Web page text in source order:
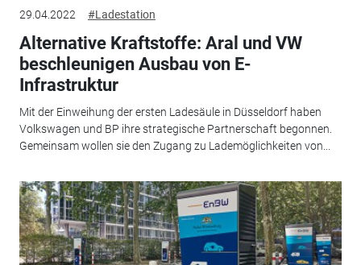
29.04.2022 #Ladestation
Alternative Kraftstoffe: Aral und VW
beschleunigen Ausbau von E-
Infrastruktur
Mit der Einweihung der ersten Ladesäule in Düsseldorf haben
Volkswagen und BP ihre strategische Partnerschaft begonnen.
Gemeinsam wollen sie den Zugang zu Lademöglichkeiten von...